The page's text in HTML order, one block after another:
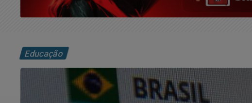
Educação